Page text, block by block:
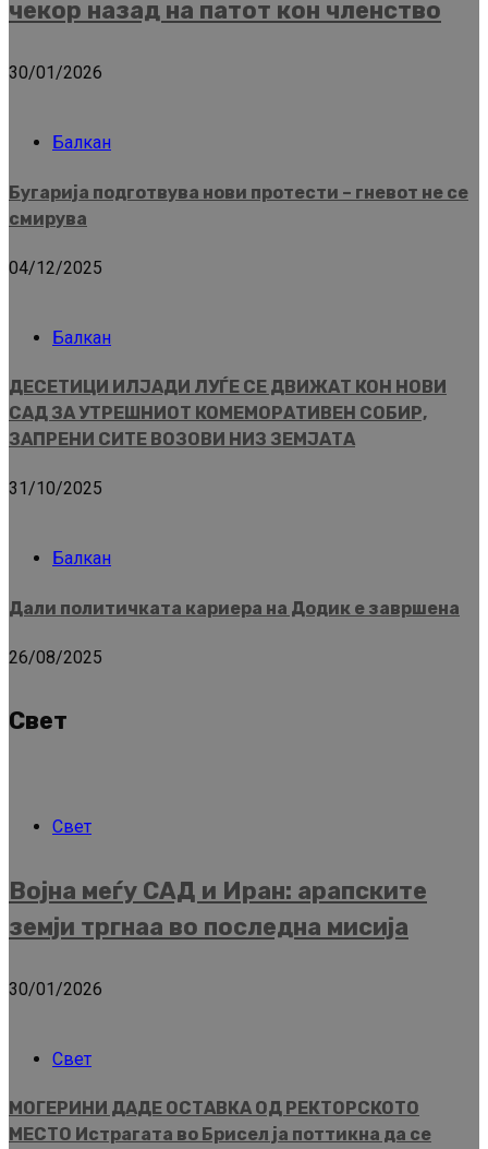
чекор назад на патот кон членство
30/01/2026
Балкан
Бугарија подготвува нови протести – гневот не се
смирува
04/12/2025
Балкан
ДЕСЕТИЦИ ИЛЈАДИ ЛУЃЕ СЕ ДВИЖАТ КОН НОВИ
САД ЗА УТРЕШНИОТ КОМЕМОРАТИВЕН СОБИР,
ЗАПРЕНИ СИТЕ ВОЗОВИ НИЗ ЗЕМЈАТА
31/10/2025
Балкан
Дали политичката кариера на Додик е завршена
26/08/2025
Свет
Свет
Војна меѓу САД и Иран: арапските
земји тргнаа во последна мисија
30/01/2026
Свет
МОГЕРИНИ ДАДЕ ОСТАВКА ОД РЕКТОРСКОТО
МЕСТО Истрагата во Брисел ја поттикна да се